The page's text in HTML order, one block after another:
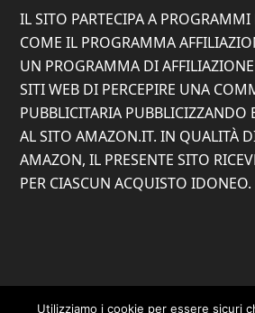
IL SITO PARTECIPA A
COME IL PROGRAMMA
UN PROGRAMMA DI
SITI WEB DI PERCEPIRE UNA
PUBBLICITARIA PUBBLICIZZANDO
AL SITO AMAZON.IT. IN QUALITÀ
AMAZON, IL PRESENTE SITO
PER CIASCUN ACQUISTO IDONEO.
Utilizziamo i cookie per essere sicuri